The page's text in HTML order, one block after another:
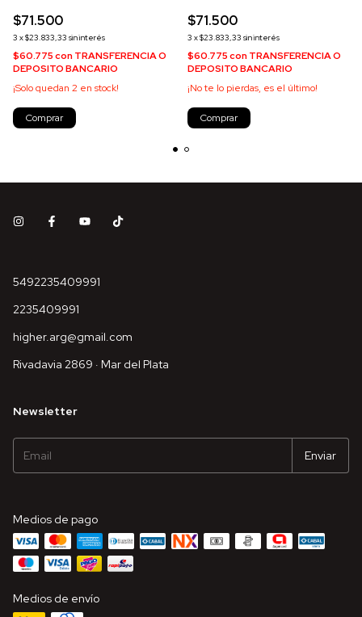
$71.500
3 x$23.833,33 sin interés
$60.775conTRANSFERENCIA O
DEPOSITO BANCARIO
¡Solo quedan 2 en stock!
Comprar
$71.500
3 x$23.833,33 sin interés
$60.775conTRANSFERENCIA O
DEPOSITO BANCARIO
¡No te lo pierdas, es el último!
Comprar
5492235409991
2235409991
higher.arg@gmail.com
Rivadavia 2869 · Mar del Plata
Newsletter
Medios de pago
Medios de envío